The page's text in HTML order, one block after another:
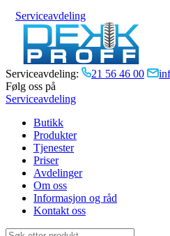
Serviceavdeling
Serviceavdeling: 21 56 46 00
Følg oss på
Serviceavdeling
Butikk
Produkter
Tjenester
Priser
Avdelinger
Om oss
Informasjon og råd
Kontakt oss